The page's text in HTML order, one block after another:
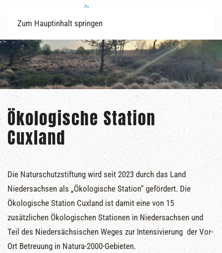
Zum Hauptinhalt springen
Ökologische Station
Cuxland
Die Naturschutzstiftung wird seit 2023 durch das Land
Niedersachsen als „Ökologische Station“ gefördert. Die
Ökologische Station Cuxland ist damit eine von 15
zusätzlichen Ökologischen Stationen in Niedersachsen und
Teil des Niedersächsischen Weges zur Intensivierung der Vor-
Ort Betreuung in Natura-2000-Gebieten.